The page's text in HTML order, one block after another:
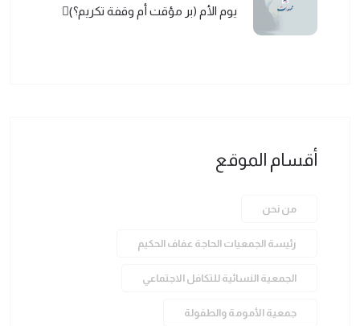
يوم الأم (بر مؤقت أم وقفة تكريم؟)ً
أقسام الموقع
من نحن
رئيسة الجمعيات الحاجة عفاف الحكيم
الجمعية النسائية للتكافل الاجتماعي
جمعية الأمومة والطفولة